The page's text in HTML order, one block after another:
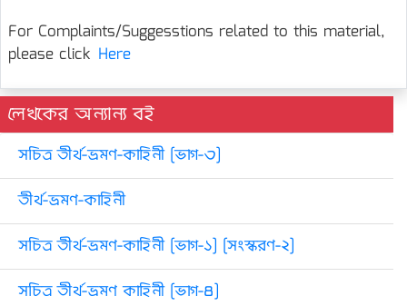
For Complaints/Suggesstions related to this material,
please click Here
লেখকের অন্যান্য বই
সচিত্র তীর্থ-ভ্রমণ-কাহিনী [ভাগ-৩]
তীর্থ-ভ্রমণ-কাহিনী
সচিত্র তীর্থ-ভ্রমণ-কাহিনী [ভাগ-১] [সংস্করণ-২]
সচিত্র তীর্থ-ভ্রমণ কাহিনী [ভাগ-৪]